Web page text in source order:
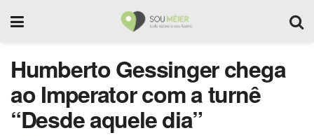
Humberto Gessinger chega
ao Imperator com a turnê
“Desde aquele dia”